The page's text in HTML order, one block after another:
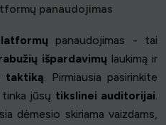
panaudojimas
panaudojimas - tai
išpardavimų laukimą ir
taktiką. Pirmiausia pasirinkite
jūsų tikslinei auditorijai.
dėmesio skiriama vaizdams,